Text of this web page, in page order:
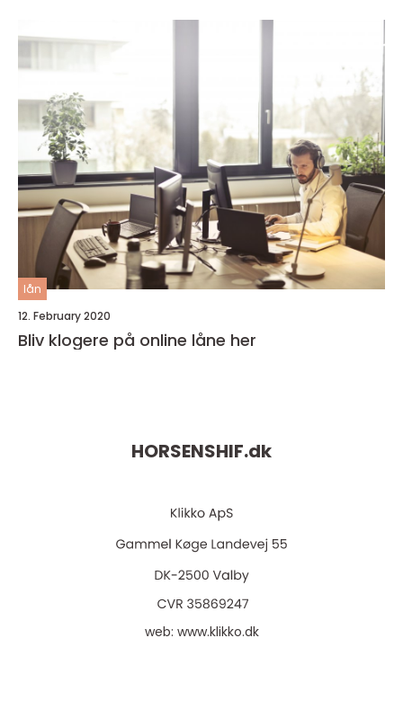
lån
12. February 2020
Bliv klogere på online låne her
HORSENSHIF.dk
web: www.klikko.dk